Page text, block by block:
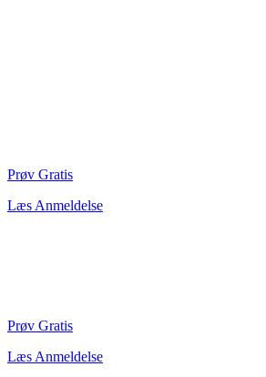
Prøv Gratis
Læs Anmeldelse
Prøv Gratis
Læs Anmeldelse